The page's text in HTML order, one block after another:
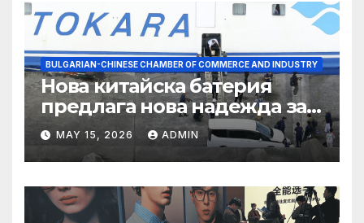
BULGARIAN-CHINESE CHAMBER OF COMMERCE AND INDUSTRY
Нова китайска батерия
предлага нова надежда за
съхранение на водород
MAY 15, 2026 ADMIN